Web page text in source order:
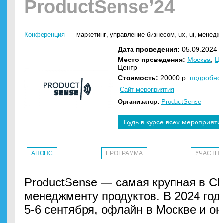
ProductSense’24
Конференция маркетинг, управление бизнесом, ux, ui,
Дата проведения:
Место проведения: Москва
Центр
Стоимость: 20000 р.
Сайт мероприятия
Организатор: ProductSense
Будь в курсе всех
АНОНС ПРОГРАММА
ProductSense — самая крупная в
менеджменту продуктов. В 2024
5-6 сентября, офлайн в Москве и